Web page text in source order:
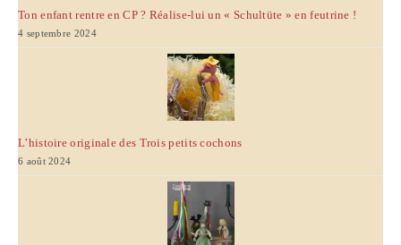
Ton enfant rentre en CP ? Réalise-lui un « Schultüte » en feutrine !
4 septembre 2024
L’histoire originale des Trois petits cochons
6 août 2024